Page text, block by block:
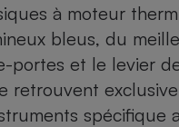
à moteur
bleus, du
portes et le levier
retrouvent
spécifique